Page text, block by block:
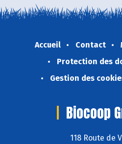
Accueil Contact
Protection des
Gestion des
Biocoop
118 Route de